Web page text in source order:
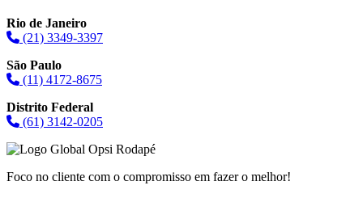
Rio de Janeiro
(21) 3349-3397
São Paulo
(11) 4172-8675
Distrito Federal
(61) 3142-0205
Foco no cliente com o compromisso em fazer o melhor!